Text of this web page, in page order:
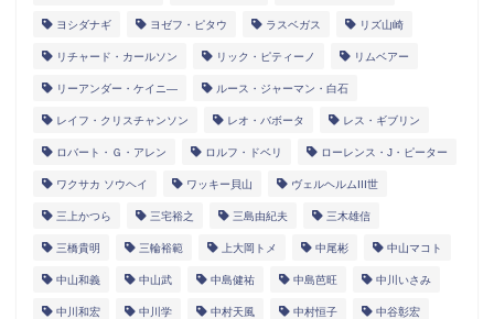
ヨシダナギ ヨゼフ・ピタウ ラスベガス リズ山崎
リチャード・カールソン リック・ピティーノ リムベアー
リーアンダー・ケイニ― ルース・ジャーマン・白石
レイフ・クリスチャンソン レオ・バボータ レス・ギブリン
ロバート・Ｇ・アレン ロルフ・ドベリ ローレンス・J・ピーター
ワクサカ ソウヘイ ワッキー貝山 ヴェルヘルムIII世
三上かつら 三宅裕之 三島由紀夫 三木雄信
三橋貴明 三輪裕範 上大岡トメ 中尾彬 中山マコト
中山和義 中山武 中島健祐 中島芭旺 中川いさみ
中川和宏 中川学 中村天風 中村恒子 中谷彰宏